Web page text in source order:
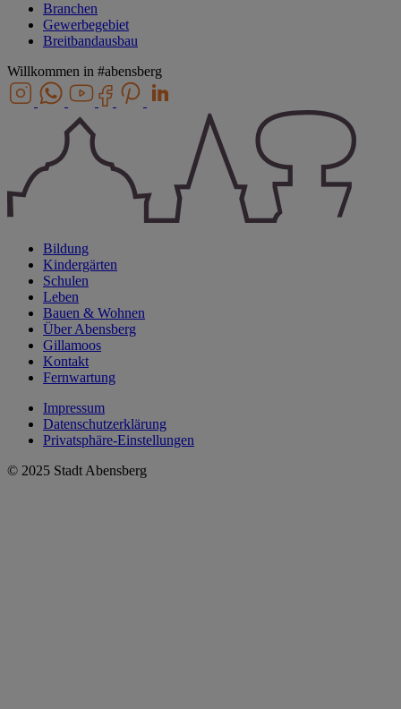
Branchen
Gewerbegebiet
Breitbandausbau
Willkommen in #abensberg
Bildung
Kindergärten
Schulen
Leben
Bauen & Wohnen
Über Abensberg
Gillamoos
Kontakt
Fernwartung
Impressum
Datenschutzerklärung
Privatsphäre-Einstellungen
© 2025 Stadt Abensberg